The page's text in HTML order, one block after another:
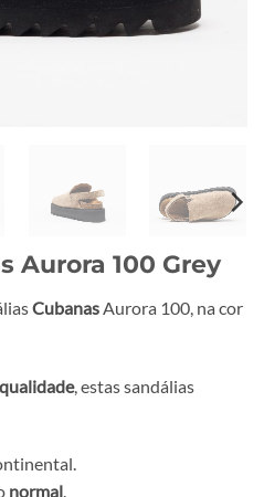
Aurora 100 Grey
CubanasAurora 100, na cor
, estas sandálias
normal.